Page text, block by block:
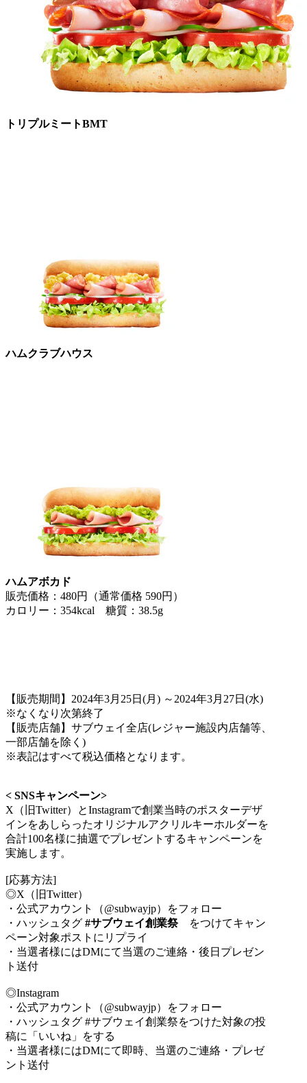
トリプルミートBMT
ハムクラブハウス
ハムアボカド
販売価格：480円（通常価格 590円）
カロリー：354kcal 糖質：38.5g
【販売期間】2024年3月25日(月) ～2024年3月27日(水)
※なくなり次第終了
【販売店舗】サブウェイ全店(レジャー施設内店舗等、
一部店舗を除く)
※表記はすべて税込価格となります。
< SNSキャンペーン>
X（旧Twitter）とInstagramで創業当時のポスターデザ
インをあしらったオリジナルアクリルキーホルダーを
合計100名様に抽選でプレゼントするキャンペーンを
実施します。
[応募方法]
◎X（旧Twitter）
・公式アカウント（@subwayjp）をフォロー
・ハッシュタグ #サブウェイ創業祭をつけてキャン
ペーン対象ポストにリプライ
・当選者様にはDMにて当選のご連絡・後日プレゼン
ト送付
◎Instagram
・公式アカウント（@subwayjp）をフォロー
・ハッシュタグ #サブウェイ創業祭をつけた対象の投
稿に「いいね」をする
・当選者様にはDMにて即時、当選のご連絡・プレゼ
ント送付